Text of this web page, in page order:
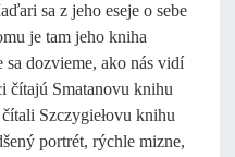
sa z jeho eseje o sebe
je tam jeho kniha
dozvieme, ako nás vidí
čítajú Smatanovu knihu
Szczygiełovu knihu
portrét, rýchle mizne,